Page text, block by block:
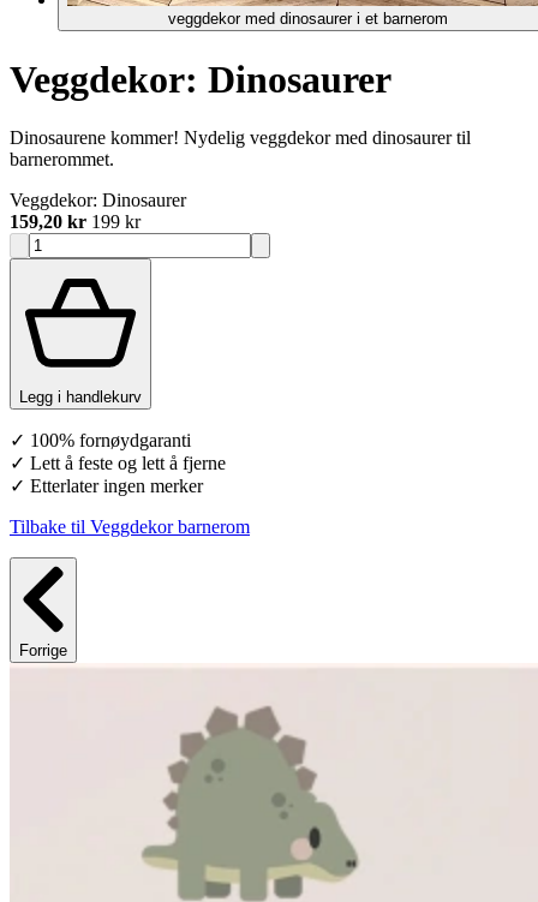
veggdekor med dinosaurer i et barnerom
Veggdekor: Dinosaurer
Dinosaurene kommer! Nydelig veggdekor med dinosaurer til
barnerommet.
Veggdekor: Dinosaurer
159,20 kr 199 kr
Legg i handlekurv
✓ 100% fornøydgaranti
✓ Lett å feste og lett å fjerne
✓ Etterlater ingen merker
Tilbake til Veggdekor barnerom
Forrige